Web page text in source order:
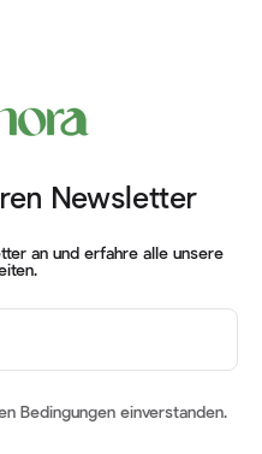
Newsletter
an und erfahre alle unsere
Bedingungen einverstanden.